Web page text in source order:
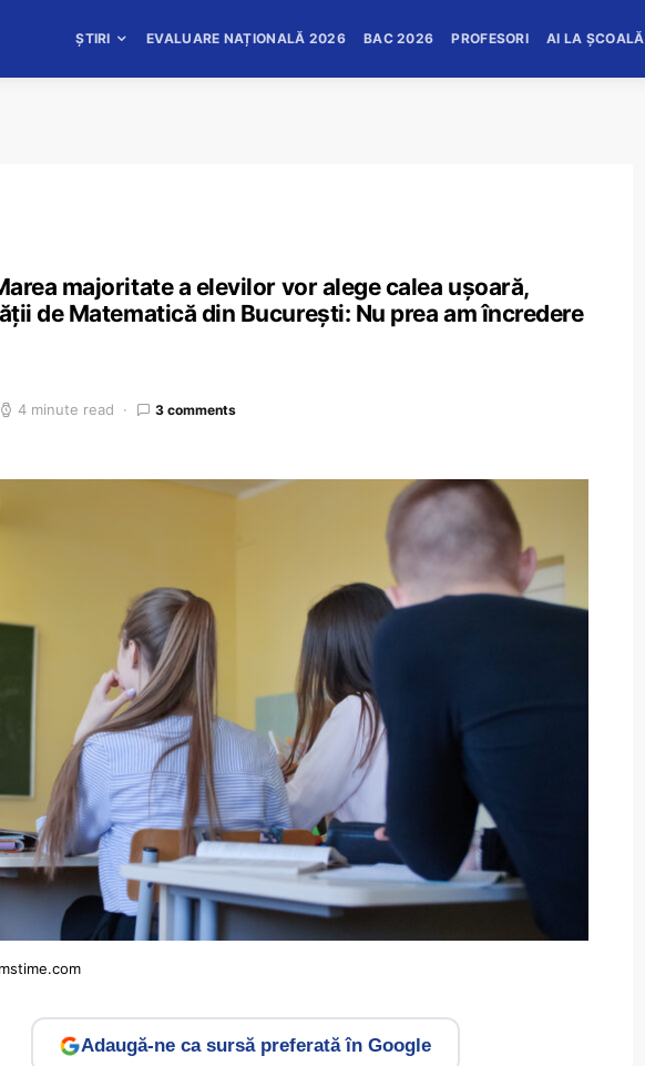
ȘTIRI EVALUARE NAȚIONALĂ 2026 BAC 2026 PROFESORI AI LA ȘCOALĂ
majoritate a elevilor vor alege calea ușoară,
de Matematică din București: Nu prea am încredere
4 minute read 3 comments
Adaugă-ne ca sursă preferată în Google